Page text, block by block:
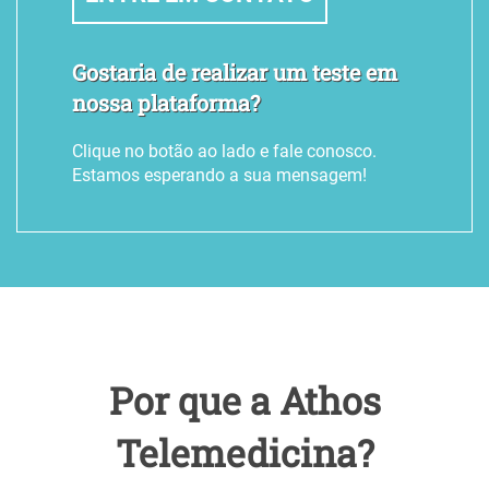
Laudo de Eletroencefalograma com Mapeamento na Telemedicina
Laudo de Acuidade Visual na Telemedicina
Laudo de Raio-X Padrão OIT
Laudo de Raio-X Convencional
Gostaria de realizar um teste em
nossa plataforma?
Clique no botão ao lado e fale conosco.
Estamos esperando a sua mensagem!
Por que a Athos
Telemedicina?